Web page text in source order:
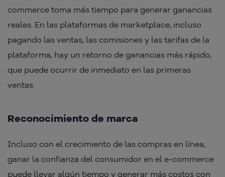
commerce toma más tiempo para generar ganancias
reales. En las plataformas de marketplace, incluso
pagando las ventas, las comisiones y las tarifas de la
plataforma, hay un retorno de ganancias más rápido,
que puede ocurrir de inmediato en las primeras
ventas.
Reconocimiento de marca
Incluso con el crecimiento de las compras en línea,
ganar la confianza del consumidor en el e-commerce
puede llevar algún tiempo y generar más costos con